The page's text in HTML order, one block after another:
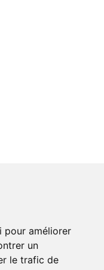
pour améliorer
un
le trafic de